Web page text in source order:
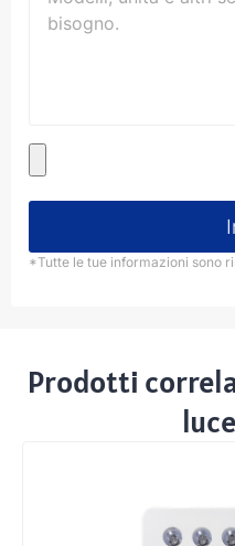
*Tutte le tue informazioni sono
Prodotti